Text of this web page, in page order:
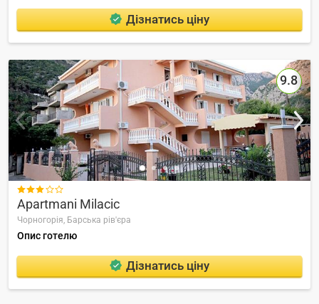
Дізнатись ціну
9.8

Apartmani Milacic
Чорногорія, Барська рів'єра
Опис готелю
Дізнатись ціну